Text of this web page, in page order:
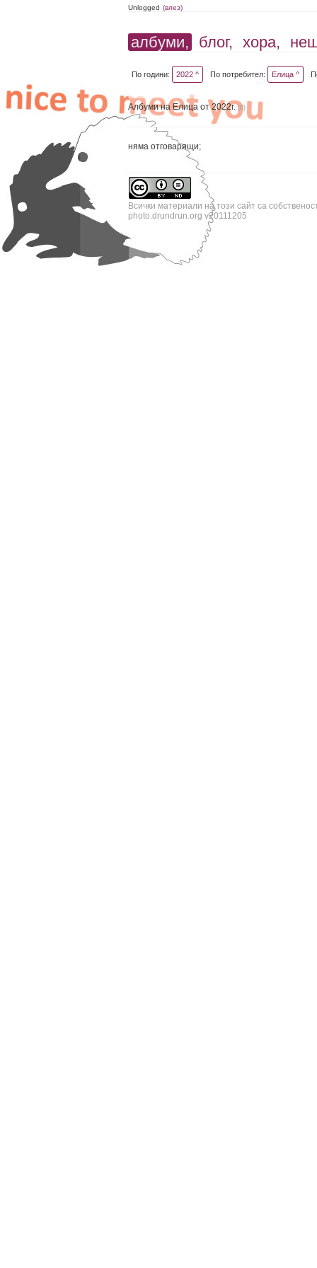
Unlogged (влез)
албуми, блог, хора,
По години: 2022 ^ По потребител: Елица ^
Албуми на Елица от 2022г. (0)
няма отговарящи;
Всички материали на този сайт са
photo.drundrun.org v20111205